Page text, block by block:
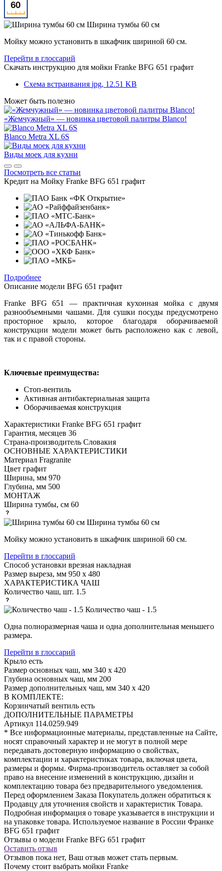
Ширина тумбы 60 см
Мойку можно установить в шкафчик шириной 60 см.
Перейти в глоссарий
Скачать инструкцию для мойки Franke BFG 651 графит
Схема встраивания jpg, 12.51 KB
Может быть полезно
«Жемчужный» — новинка цветовой палитры Blanco!
Blanco Metra XL 6S
Виды моек для кухни
Посмотреть все статьи
Кредит на Мойку Franke BFG 651 графит
Подробнее
Описание модели BFG 651 графит
Franke BFG 651 — практичная кухонная мойка с двумя
разнообъемными чашами. Для сушки посуды предусмотрено
просторное крыло, которое благодаря оборачиваемой
конструкции модели может быть расположено как с левой,
так и с правой стороны.
Ключевые преимущества:
Стоп-вентиль
Активная антибактериальная защита
Оборачиваемая конструкция
Характеристики Franke BFG 651 графит
Гарантия, месяцев 36
Страна-производитель Словакия
ОСНОВНЫЕ ХАРАКТЕРИСТИКИ
Материал Fragranite
Цвет графит
Ширина, мм 970
Глубина, мм 500
МОНТАЖ
Ширина тумбы, см 60
Ширина тумбы 60 см
Мойку можно установить в шкафчик шириной 60 см.
Перейти в глоссарий
Способ установки врезная накладная
Размер выреза, мм 950 х 480
ХАРАКТЕРИСТИКА ЧАШ
Количество чаш, шт. 1.5
Количество чаш - 1.5
Одна полноразмерная чаша и одна дополнительная меньшего
размера.
Перейти в глоссарий
Крыло есть
Размер основных чаш, мм 340 х 420
Глубина основных чаш, мм 200
Размер дополнительных чаш, мм 340 х 420
В КОМПЛЕКТЕ:
Корзинчатый вентиль есть
ДОПОЛНИТЕЛЬНЫЕ ПАРАМЕТРЫ
Артикул 114.0259.949
* Все информационные материалы, представленные на Сайте,
носят справочный характер и не могут в полной мере
передавать достоверную информацию о свойствах,
комплектации и характеристиках товара, включая цвета,
размеры и формы. Фирма-производитель оставляет за собой
право на внесение изменений в конструкцию, дизайн и
комплектацию товара без предварительного уведомления.
Перед оформлением Заказа Покупатель должен обратиться к
Продавцу для уточнения свойств и характеристик Товара.
Подробная информация о товаре указывается в инструкции и
на упаковке товара. Используемое название в России Франке
BFG 651 графит
Отзывы о модели Franke BFG 651 графит
Оставить отзыв
Отзывов пока нет, Ваш отзыв может стать первым.
Почему стоит выбрать мойки Franke